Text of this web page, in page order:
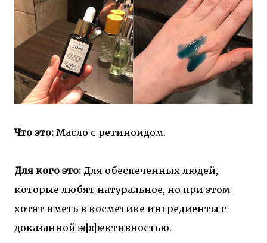
Что это: Масло с ретиноидом.
Для кого это: Для обеспеченных людей,
которые любят натуральное, но при этом
хотят иметь в косметике ингредиенты с
доказанной эффективностью.